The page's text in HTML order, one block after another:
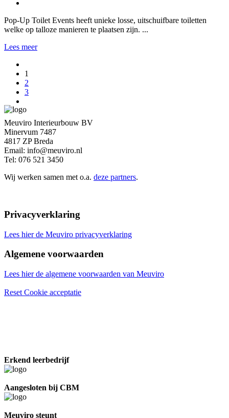
Pop-Up Toilet Events heeft unieke losse, uitschuifbare toiletten
welke op talloze manieren te plaatsen zijn. ...
Lees meer
1
2
3
Meuviro Interieurbouw BV
Minervum 7487
4817 ZP Breda
Email: info@meuviro.nl
Tel: 076 521 3450
Wij werken samen met o.a. deze partners.
Privacyverklaring
Lees hier de Meuviro privacyverklaring
Algemene voorwaarden
Lees hier de algemene voorwaarden van Meuviro
Reset Cookie acceptatie
Erkend leerbedrijf
Aangesloten bij CBM
Meuviro steunt